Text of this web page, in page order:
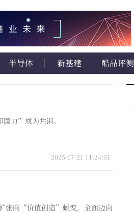
半导体 新基建 酷品评测
力”成为共识。
2025-07-21 11:24:51
张向“价值创造”蜕变，全面迈向